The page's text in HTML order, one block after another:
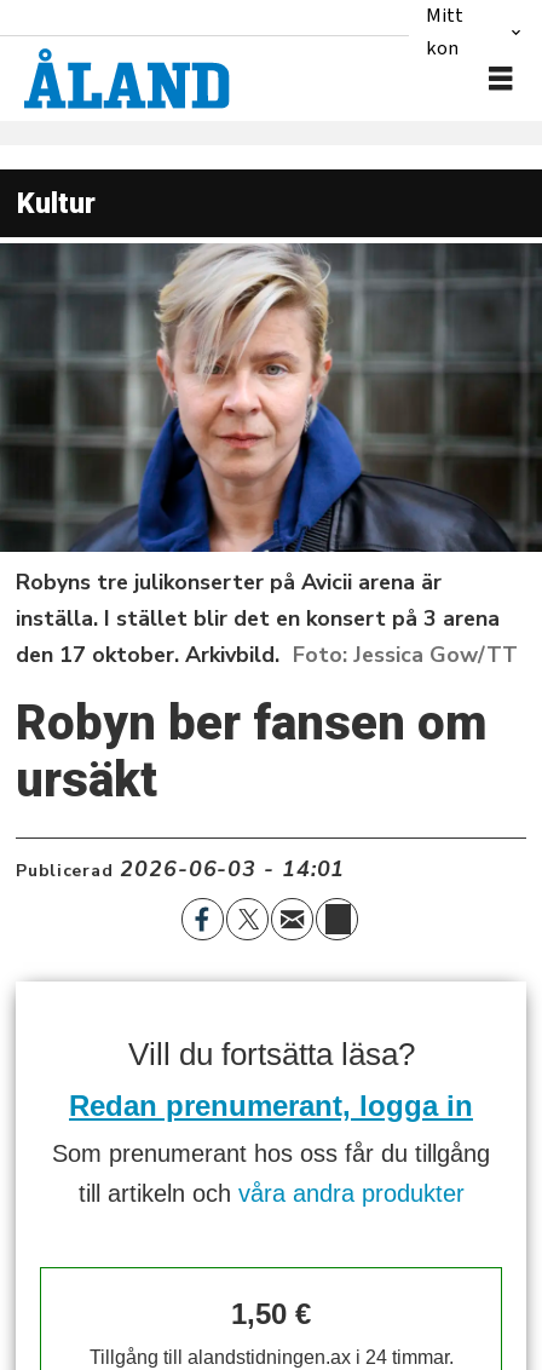
Mitt
konto
Kultur
Robyns tre julikonserter på Avicii arena är
inställa. I stället blir det en konsert på 3 arena
den 17 oktober. Arkivbild.
Jessica Gow/TT
Robyn ber fansen om
ursäkt
Publicerad 2026-06-03 - 14:01
Vill du fortsätta läsa?
Redan prenumerant, logga in
Som prenumerant hos oss får du tillgång
till artikeln och våra andra produkter
1,50 €
Tillgång till alandstidningen.ax i 24 timmar.